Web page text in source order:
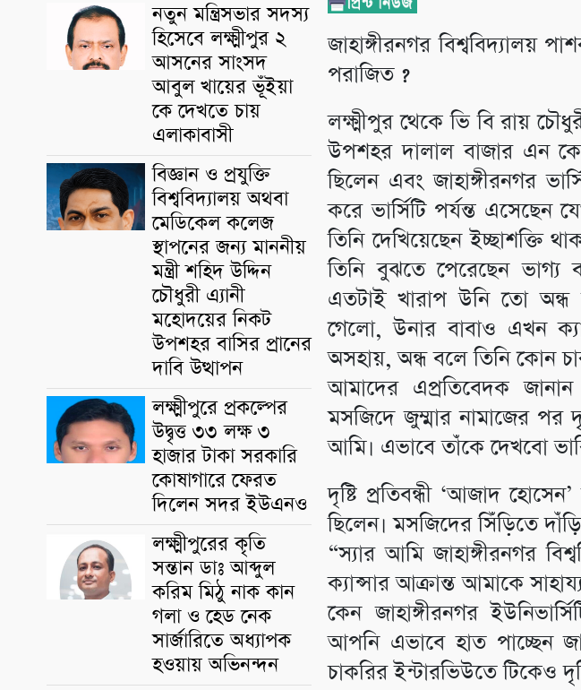
নতুন মন্ত্রিসভার সদস্য
হিসেবে লক্ষ্মীপুর ২
আসনের সাংসদ
আবুল খায়ের ভূঁইয়া
কে দেখতে চায়
এলাকাবাসী
বিজ্ঞান ও প্রযুক্তি
বিশ্ববিদ্যালয় অথবা
মেডিকেল কলেজ
স্থাপনের জন্য মাননীয়
মন্ত্রী শহিদ উদ্দিন
চৌধুরী এ্যানী
মহোদয়ের নিকট
উপশহর বাসির প্রানের
দাবি উত্থাপন
লক্ষ্মীপুরে প্রকল্পের
উদ্বৃত্ত ৩৩ লক্ষ ৩
হাজার টাকা সরকারি
কোষাগারে ফেরত
দিলেন সদর ইউএনও
লক্ষ্মীপুরের কৃতি
সন্তান ডাঃ আব্দুল
করিম মিঠু নাক কান
গলা ও হেড নেক
সার্জারিতে অধ্যাপক
হওয়ায় অভিনন্দন
জাহাঙ্গীরনগর বিশ্ববিদ্যালয়
পরাজিত ?
লক্ষ্মীপুর থেকে ভি বি রায়
উপশহর দালাল বাজার এন কে
ছিলেন এবং জাহাঙ্গীরনগর
করে ভার্সিটি পর্যন্ত এসেছেন
তিনি দেখিয়েছেন ইচ্ছাশক্তি
তিনি বুঝতে পেরেছেন
এতটাই খারাপ উনি তো অন্ধ
গেলো, উনার বাবাও এখন
অসহায়, অন্ধ বলে তিনি কোন
আমাদের এপ্রতিবেদক জানান
মসজিদে জুম্মার নামাজের পর
আমি। এভাবে তাঁকে দেখবো
দৃষ্টি প্রতিবন্ধী ‘আজাদ
ছিলেন। মসজিদের সিঁড়িতে
“স্যার আমি জাহাঙ্গীরনগর
ক্যান্সার আক্রান্ত আমাকে
কেন জাহাঙ্গীরনগর
আপনি এভাবে হাত পাচ্ছেন
চাকরির ইন্টারভিউতে টিকেও